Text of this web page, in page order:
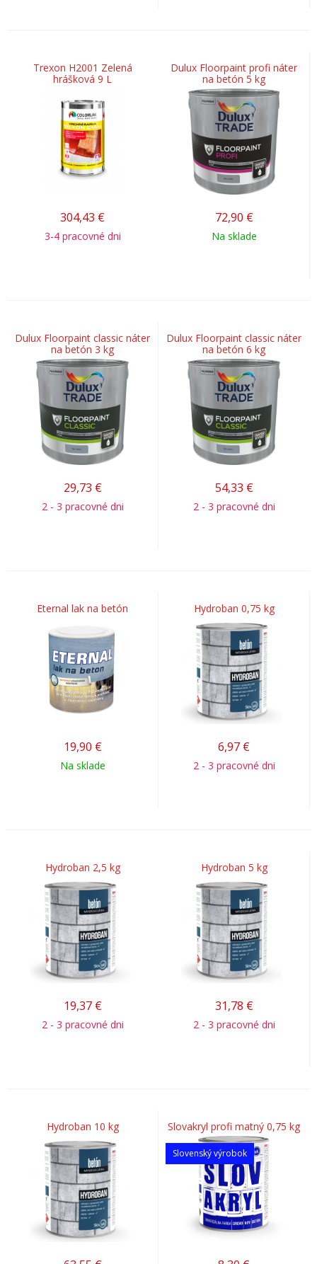
Trexon H2001 Zelená
hrášková 9 L
304,43 €
3-4 pracovné dni
Dulux Floorpaint profi náter
na betón 5 kg
72,90 €
Na sklade
Dulux Floorpaint classic náter
na betón 3 kg
29,73 €
2 - 3 pracovné dni
Dulux Floorpaint classic náter
na betón 6 kg
54,33 €
2 - 3 pracovné dni
Eternal lak na betón
19,90 €
Na sklade
Hydroban 0,75 kg
6,97 €
2 - 3 pracovné dni
Hydroban 2,5 kg
19,37 €
2 - 3 pracovné dni
Hydroban 5 kg
31,78 €
2 - 3 pracovné dni
Hydroban 10 kg Slovakryl profi matný 0,75 kg
Slovenský výrobok